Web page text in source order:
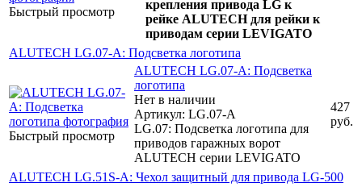
Быстрый просмотр
крепления привода LG к
рейке ALUTECH для рейки к
приводам серии LEVIGATO
ALUTECH LG.07-A: Подсветка логотипа
Быстрый просмотр
ALUTECH LG.07-A: Подсветка
логотипа
Нет в наличии
Артикул: LG.07-A
LG.07: Подсветка логотипа для
приводов гаражных ворот
ALUTECH серии LEVIGATO
427
руб.
ALUTECH LG.51S-A: Чехол защитный для привода LG-500